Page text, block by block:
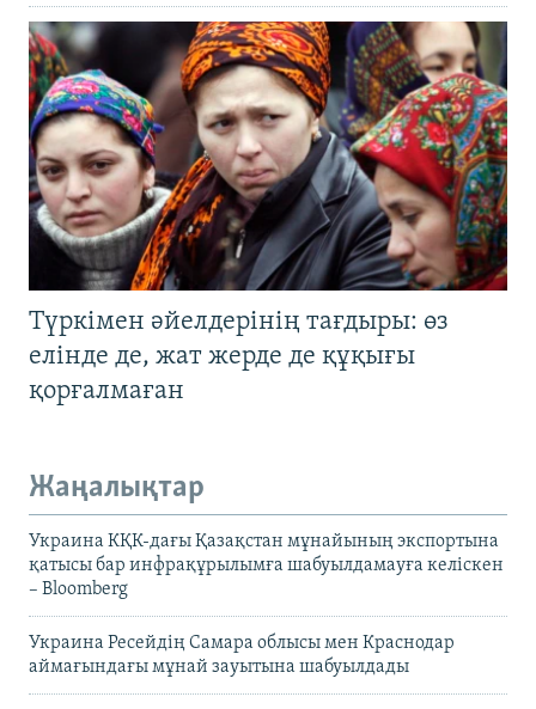
Түркімен әйелдерінің тағдыры: өз
елінде де, жат жерде де құқығы
қорғалмаған
Жаңалықтар
Украина КҚК-дағы Қазақстан мұнайының экспортына
қатысы бар инфрақұрылымға шабуылдамауға келіскен
– Bloomberg
Украина Ресейдің Самара облысы мен Краснодар
аймағындағы мұнай зауытына шабуылдады